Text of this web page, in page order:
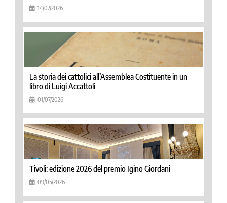
14/07/2026
La storia dei cattolici all’Assemblea Costituente in un
libro di Luigi Accattoli
01/07/2026
Tivoli: edizione 2026 del premio Igino Giordani
09/05/2026